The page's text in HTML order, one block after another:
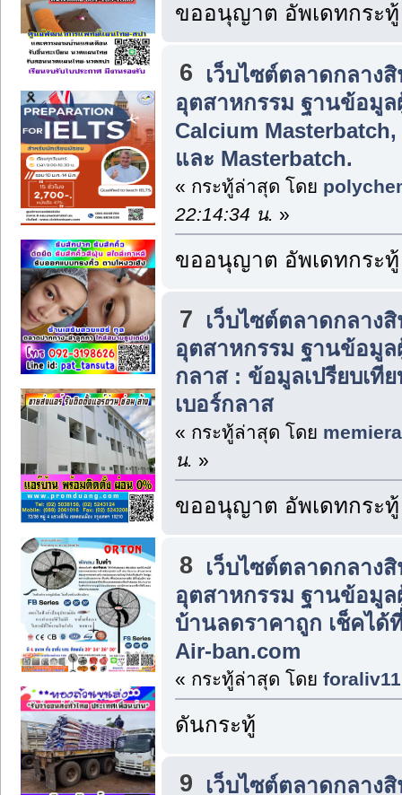
ขออนุญาต อัพเดทกระ
6
เว็บไซต์ตลาดกลาง
อุตสาหกรรม ฐานข้อมูล
Calcium
และ Masterbatch.
« กระทู้ล่าสุด โดย
22:14:34 น. »
ขออนุญาต อัพเดทกระทู้
7
เว็บไซต์ตลาดกลาง
อุตสาหกรรม ฐานข้อมูล
กลาส : ข้อมูลเปรียบเที
เบอร์กลาส
« กระทู้ล่าสุด โดย
น. »
ขออนุญาต อัพเดทกระทู้
8 เว็บไซต์ตลาดกลาง
อุตสาหกรรม ฐานข้อมูล
บ้านลดราคาถูก เช็คได้
Air-ban.com
« กระทู้ล่าสุด โดย foraliv11
ดันกระทู้
9 เว็บไซต์ตลาดกลาง